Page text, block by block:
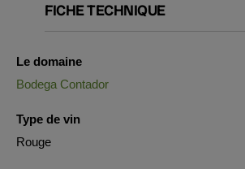
FICHE TECHNIQUE
Le domaine
Bodega Contador
Type de vin
Rouge